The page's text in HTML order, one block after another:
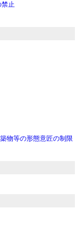
止
物等の形態意匠の制限